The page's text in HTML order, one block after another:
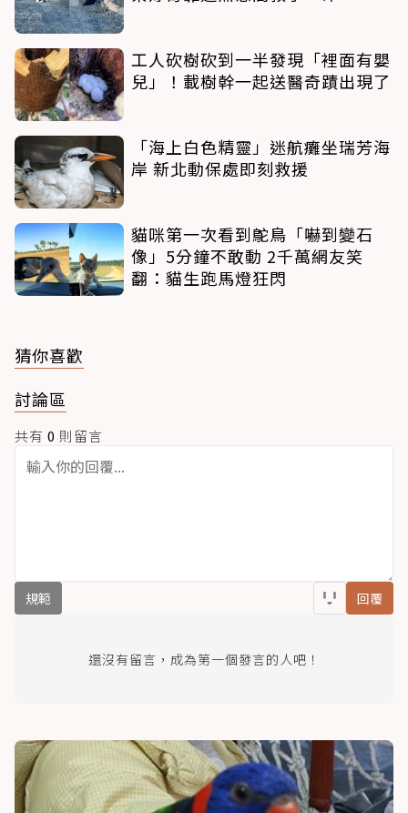
工人砍樹砍到一半發現「裡面有嬰
兒」！載樹幹一起送醫奇蹟出現了
「海上白色精靈」迷航癱坐瑞芳海
岸 新北動保處即刻救援
貓咪第一次看到鴕鳥「嚇到變石
像」5分鐘不敢動 2千萬網友笑
翻：貓生跑馬燈狂閃
猜你喜歡
討論區
共有 0 則留言
規範 回覆
還沒有留言，成為第一個發言的人吧！